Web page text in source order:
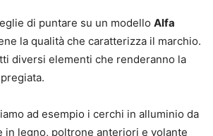
di puntare su un modello Alfa
la qualità che caratterizza il marchio.
diversi elementi che renderanno la
ad esempio i cerchi in alluminio da
in legno, poltrone anteriori e volante